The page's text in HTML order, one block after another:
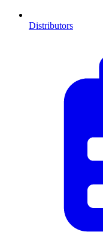
Distributors